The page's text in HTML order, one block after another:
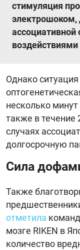
стимуляция
электрошоком,
Однако
несколько
также в течение
случаях
долгосрочную
Сила
Также
отметила
мозге RIKEN в
количество